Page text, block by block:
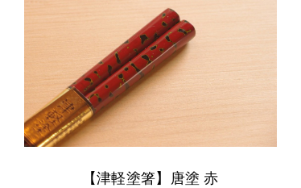
【津軽塗箸】唐塗 赤